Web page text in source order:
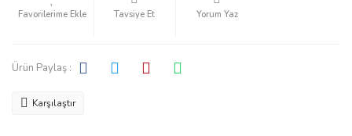
Tavsiye Et Yorum Yaz
Ürün Paylaş :
Karşılaştır